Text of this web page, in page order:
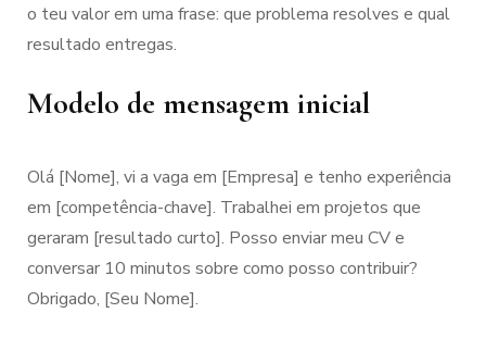
o teu valor em uma frase: que problema resolves e qual
resultado entregas.
Modelo de mensagem inicial
Olá [Nome], vi a vaga em [Empresa] e tenho experiência
em [competência-chave]. Trabalhei em projetos que
geraram [resultado curto]. Posso enviar meu CV e
conversar 10 minutos sobre como posso contribuir?
Obrigado, [Seu Nome].